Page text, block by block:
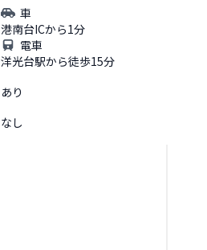
車
港南台ICから1分
電車
洋光台駅から徒歩15分
あり
なし